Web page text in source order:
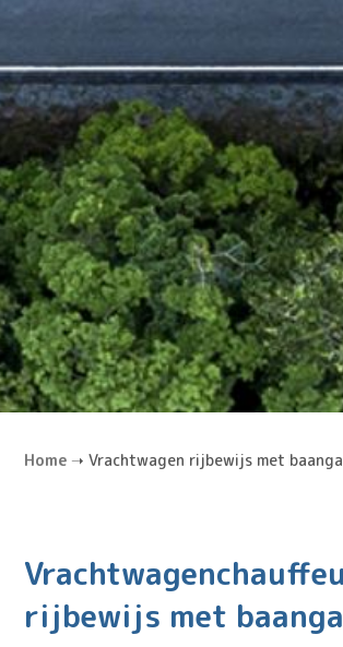
Home ➝Vrachtwagen rijbewijs met
rijbewijs met